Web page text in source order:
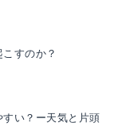
すのか？
い？ー天気と片頭